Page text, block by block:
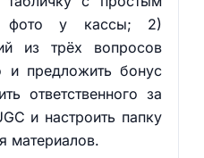
фото у кассы; 2)
из трёх вопросов
и предложить бонус
ответственного за
и настроить папку
материалов.